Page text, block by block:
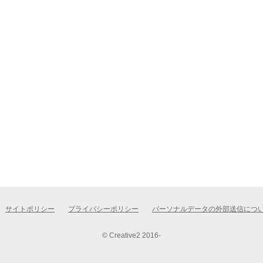
サイトポリシー プライバシーポリシー パーソナルデータの外部送信につ
© Creative2 2016-